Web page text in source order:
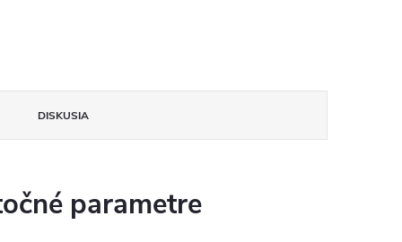
DISKUSIA
parametre